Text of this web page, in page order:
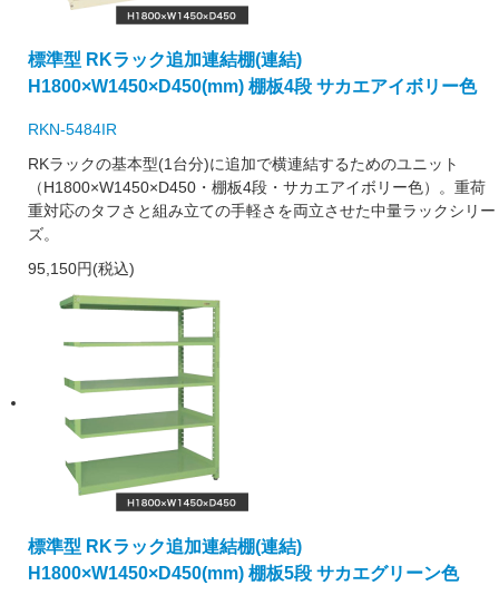
標準型 RKラック追加連結棚(連結)
H1800×W1450×D450(mm) 棚板4段 サカエアイボリー色
RKN-5484IR
RKラックの基本型(1台分)に追加で横連結するためのユニット
（H1800×W1450×D450・棚板4段・サカエアイボリー色）。重荷
重対応のタフさと組み立ての手軽さを両立させた中量ラックシリー
ズ。
95,150円(税込)
標準型 RKラック追加連結棚(連結)
H1800×W1450×D450(mm) 棚板5段 サカエグリーン色